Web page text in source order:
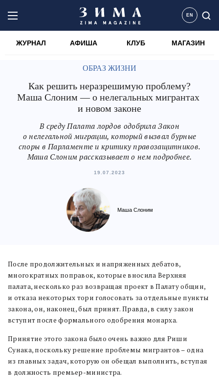
EN
ЖУРНАЛ АФИША КЛУБ МАГАЗИН
ОБРАЗ ЖИЗНИ
Как решить неразрешимую проблему?
Маша Слоним — о нелегальных мигрантах
и новом законе
В среду Палата лордов одобрила Закон
о нелегальной миграции, который вызвал бурные
споры в Парламенте и критику правозащитников.
Маша Слоним рассказывает о нем подробнее.
19.07.2023
Маша Слоним
После продолжительных и напряженных дебатов,
многократных поправок, которые вносила Верхняя
палата, несколько раз возвращая проект в Палату общин,
и отказа некоторых тори голосовать за отдельные пункты
закона, он, наконец, был принят. Правда, в силу закон
вступит после формального одобрения монарха.
Принятие этого закона было очень важно для Риши
Сунака, поскольку решение проблемы мигрантов – одна
из главных задач, которую он обещал выполнить, вступая
в должность премьер-министра.